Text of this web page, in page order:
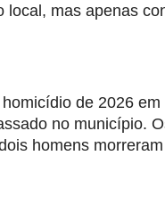
local, mas apenas
de 2026
no município.
homens